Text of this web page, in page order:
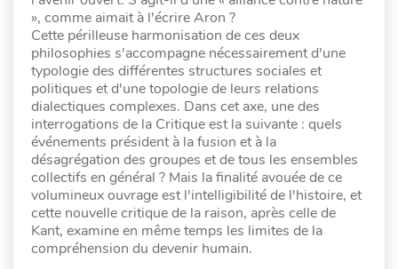
», comme aimait à l'écrire Aron ?
Cette périlleuse harmonisation de ces deux
philosophies s'accompagne nécessairement d'une
typologie des différentes structures sociales et
politiques et d'une topologie de leurs relations
dialectiques complexes. Dans cet axe, une des
interrogations de la Critique est la suivante : quels
événements président à la fusion et à la
désagrégation des groupes et de tous les ensembles
collectifs en général ? Mais la finalité avouée de ce
volumineux ouvrage est l'intelligibilité de l'histoire, et
cette nouvelle critique de la raison, après celle de
Kant, examine en même temps les limites de la
compréhension du devenir humain.